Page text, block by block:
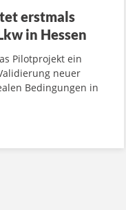
erstmals
in Hessen
Pilotprojekt ein
neuer
Bedingungen in